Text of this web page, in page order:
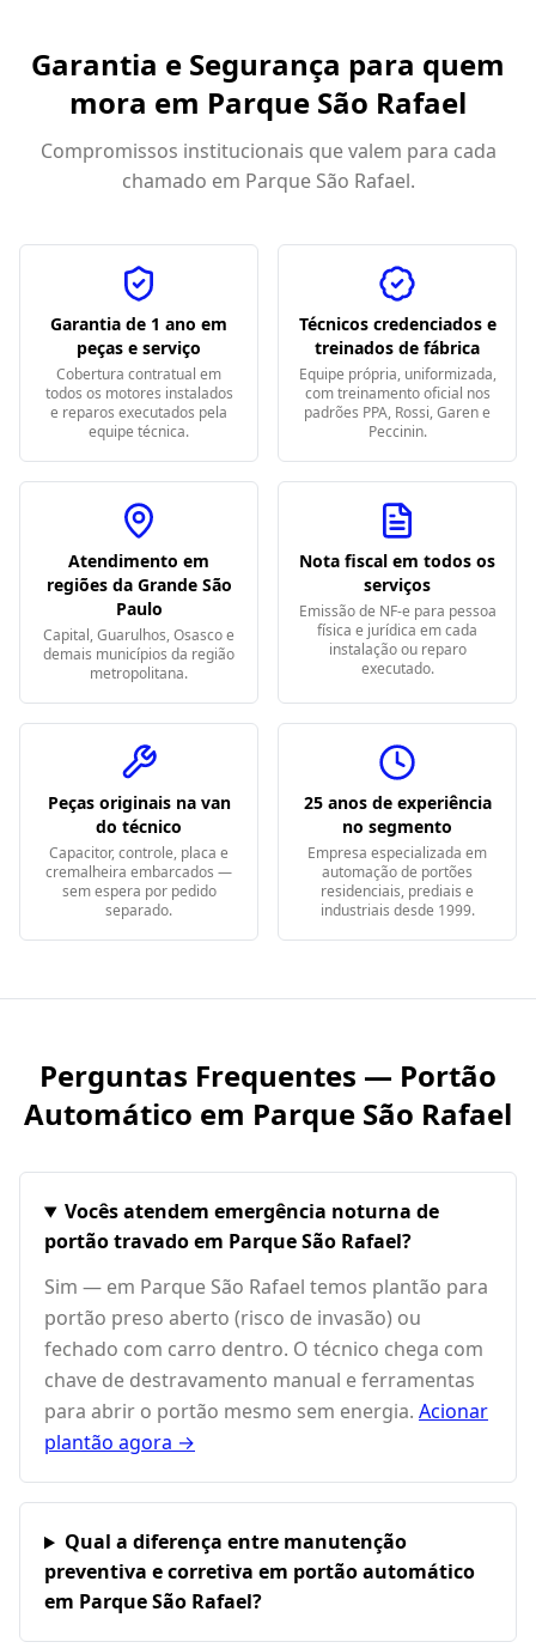
Garantia e Segurança para quem
mora em Parque São Rafael
Compromissos institucionais que valem para cada
chamado em Parque São Rafael.
Garantia de 1 ano em
peças e serviço
Cobertura contratual em
todos os motores instalados
e reparos executados pela
equipe técnica.
Técnicos credenciados e
treinados de fábrica
Equipe própria, uniformizada,
com treinamento oficial nos
padrões PPA, Rossi, Garen e
Peccinin.
Atendimento em
regiões da Grande São
Paulo
Capital, Guarulhos, Osasco e
demais municípios da região
metropolitana.
Nota fiscal em todos os
serviços
Emissão de NF-e para pessoa
física e jurídica em cada
instalação ou reparo
executado.
Peças originais na van
do técnico
Capacitor, controle, placa e
cremalheira embarcados —
sem espera por pedido
separado.
25 anos de experiência
no segmento
Empresa especializada em
automação de portões
residenciais, prediais e
industriais desde 1999.
Perguntas Frequentes — Portão
Automático em Parque São Rafael
Vocês atendem emergência noturna de
portão travado em Parque São Rafael?
Sim — em Parque São Rafael temos plantão para
portão preso aberto (risco de invasão) ou
fechado com carro dentro. O técnico chega com
chave de destravamento manual e ferramentas
para abrir o portão mesmo sem energia. Acionar
plantão agora →
Qual a diferença entre manutenção
preventiva e corretiva em portão automático
em Parque São Rafael?